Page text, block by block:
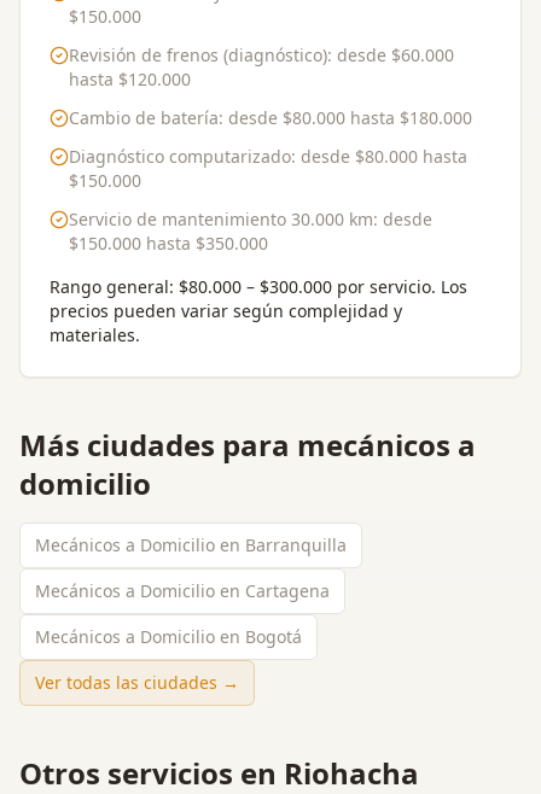
$150.000
Revisión de frenos (diagnóstico): desde $60.000
hasta $120.000
Cambio de batería: desde $80.000 hasta $180.000
Diagnóstico computarizado: desde $80.000 hasta
$150.000
Servicio de mantenimiento 30.000 km: desde
$150.000 hasta $350.000
Rango general: $80.000 – $300.000 por servicio. Los
precios pueden variar según complejidad y
materiales.
Más ciudades para mecánicos a
domicilio
Mecánicos a Domicilio en Barranquilla
Mecánicos a Domicilio en Cartagena
Mecánicos a Domicilio en Bogotá
Ver todas las ciudades →
Otros servicios en Riohacha